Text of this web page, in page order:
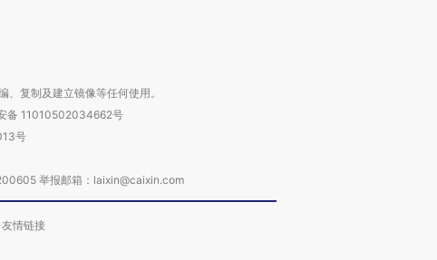
走进第四届链博
复制及建立镜像等任何使用。
备 11010502034662号
号
举报邮箱：laixin@caixin.com
友情链接